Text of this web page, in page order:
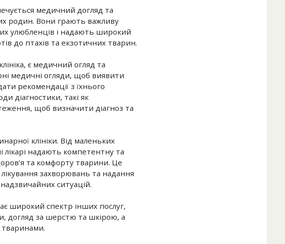
медичний догляд та
родин. Вони грають важливу
улюбленців і надають широкий
до птахів та екзотичних тварин.
є медичний огляд та
медичні огляди, щоб виявити
рекомендації з їхнього
діагностики, такі як
щоб визначити діагноз та
клініки. Від маленьких
надають компетентну та
та комфорту тварини. Це
захворювань та надання
ситуацій.
широкий спектр інших послуг,
догляд за шерстю та шкірою, а
тваринами.